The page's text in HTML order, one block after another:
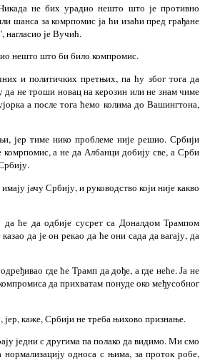
не бих урадио нешто што је противно
шанса за комрпомис ја ћи изаћи пред грађане
нагласио је Вучић.
нешто што би било компромис.
и политичких претњих, па ћу због тога да
не троши новац на керозин или не знам чиме
а после тога ћемо колима до Вашингтона,
јер тиме нико проблеме није решио. Србији
а не да Албанци добију све, а Срби
јачу Србију, и руководство који није какво
ће да одбије сусрет са Доналдом Трампом
да је он рекао да ће они сада да вагају, да
где ће Трамп да дође, а где неће. Ја не
да прихватам понуде око међусобног
каже, Србији не треба њихово признање.
једни с другима па полако да видимо. Ми смо
односа с њима, за проток робе,